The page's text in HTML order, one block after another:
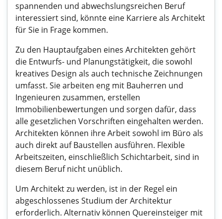
spannenden und abwechslungsreichen Beruf
interessiert sind, könnte eine Karriere als Architekt
für Sie in Frage kommen.
Zu den Hauptaufgaben eines Architekten gehört
die Entwurfs- und Planungstätigkeit, die sowohl
kreatives Design als auch technische Zeichnungen
umfasst. Sie arbeiten eng mit Bauherren und
Ingenieuren zusammen, erstellen
Immobilienbewertungen und sorgen dafür, dass
alle gesetzlichen Vorschriften eingehalten werden.
Architekten können ihre Arbeit sowohl im Büro als
auch direkt auf Baustellen ausführen. Flexible
Arbeitszeiten, einschließlich Schichtarbeit, sind in
diesem Beruf nicht unüblich.
Um Architekt zu werden, ist in der Regel ein
abgeschlossenes Studium der Architektur
erforderlich. Alternativ können Quereinsteiger mit